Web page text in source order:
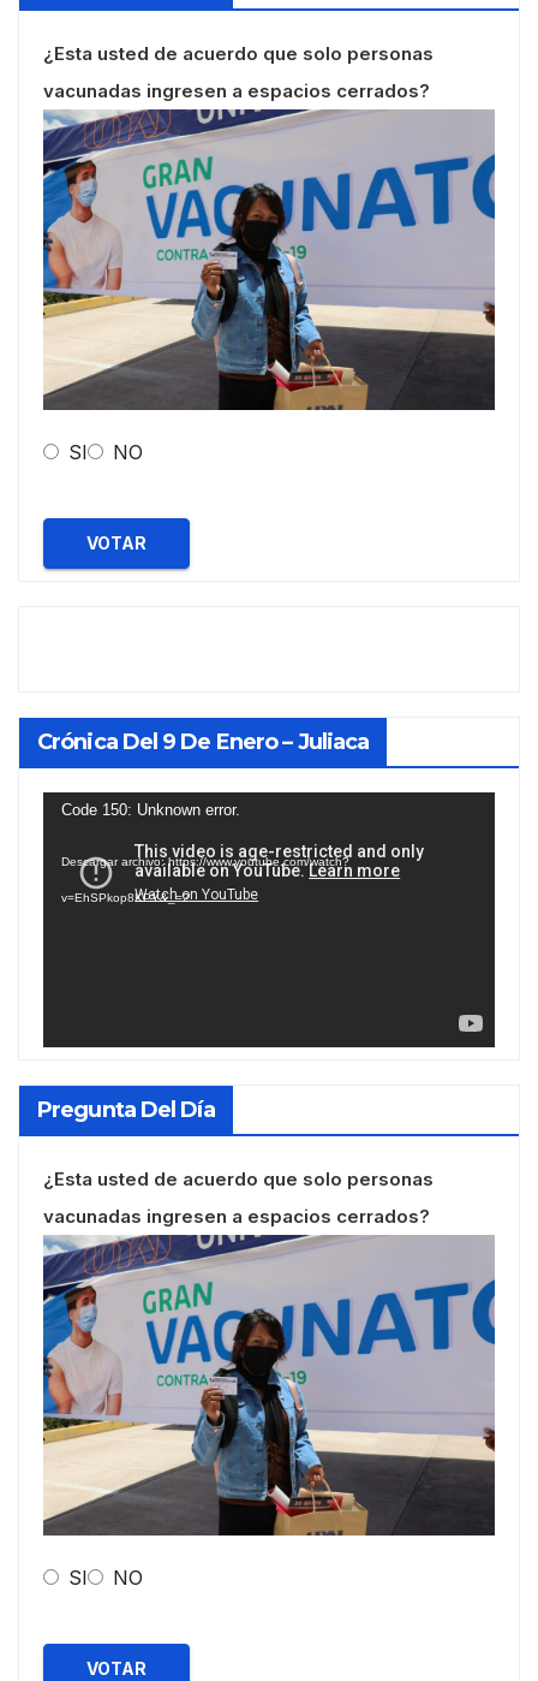
¿Esta usted de acuerdo que solo personas
vacunadas ingresen a espacios cerrados?
SI NO
VOTAR
Crónica Del 9 De Enero – Juliaca
Reproductor
vídeo
Code 150: Unknown error.
Descargar archivo: https://www.youtube.com/watch?
v=EhSPkop8KPY&_=2
Pregunta Del Día
¿Esta usted de acuerdo que solo personas
vacunadas ingresen a espacios cerrados?
SI NO
VOTAR